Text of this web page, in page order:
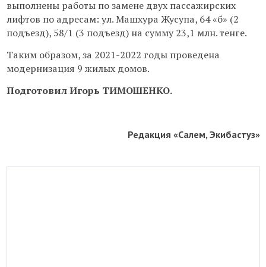
выполнены работы по замене двух пассажирских
лифтов по адресам: ул. Машхура Жусупа, 64 «б» (2
подъезд), 58/1 (3 подъезд) на сумму 23,1 млн. тенге.
Таким образом, за 2021-2022 годы проведена
модернизация 9 жилых домов.
Подготовил Игорь ТИМОШЕНКО.
Редакция «Салем, Экибастуз»